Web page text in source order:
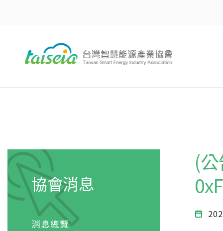
(
協會消息
消息總覽